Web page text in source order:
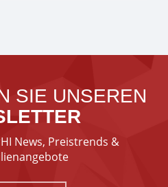
SIE UNSEREN
News, Preistrends &